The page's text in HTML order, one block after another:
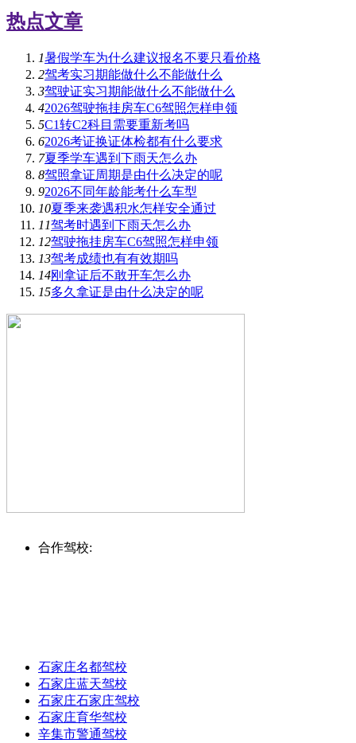
热点文章
1暑假学车为什么建议报名不要只看价格
2驾考实习期能做什么不能做什么
3驾驶证实习期能做什么不能做什么
42026驾驶拖挂房车C6驾照怎样申领
5C1转C2科目需要重新考吗
62026考证换证体检都有什么要求
7夏季学车遇到下雨天怎么办
8驾照拿证周期是由什么决定的呢
92026不同年龄能考什么车型
10夏季来袭遇积水怎样安全通过
11驾考时遇到下雨天怎么办
12驾驶拖挂房车C6驾照怎样申领
13驾考成绩也有有效期吗
14刚拿证后不敢开车怎么办
15多久拿证是由什么决定的呢
合作驾校:
石家庄名都驾校
石家庄蓝天驾校
石家庄石家庄驾校
石家庄育华驾校
辛集市警通驾校